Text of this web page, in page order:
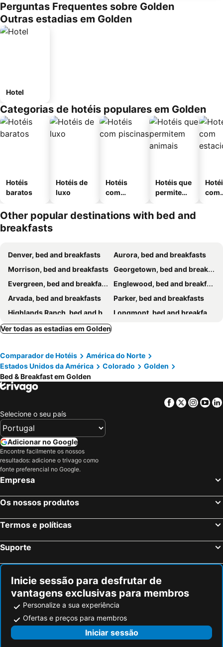
Perguntas Frequentes sobre Golden
Outras estadias em Golden
Hotel
Categorias de hotéis populares em Golden
Hotéis
baratos
Hotéis de
luxo
Hotéis
com
Hotéis que
permitem
com
Other popular destinations with bed and
breakfasts
Denver, bed and breakfasts
Aurora, bed and breakfasts
Morrison, bed and breakfasts Georgetown, bed and breakfasts
Evergreen, bed and breakfasts
Englewood, bed and breakfasts
Arvada, bed and breakfasts
Parker, bed and breakfasts
Highlands Ranch, bed and breakfasts
Longmont, bed and breakfasts
Ver todas as estadias em Golden
Comparador de Hotéis
América do Norte
Estados Unidos da América
Colorado
Golden
Bed & Breakfast em Golden
Facebook
Twitter
Selecione o seu país
Adicionar no Google
Encontre facilmente os nossos
resultados: adicione o trivago como
fonte preferencial no Google.
Empresa
Os nossos produtos
Termos e políticas
Suporte
Inicie sessão para desfrutar de
vantagens exclusivas para membros
Personalize a sua experiência
Ofertas e preços para membros
Iniciar sessão